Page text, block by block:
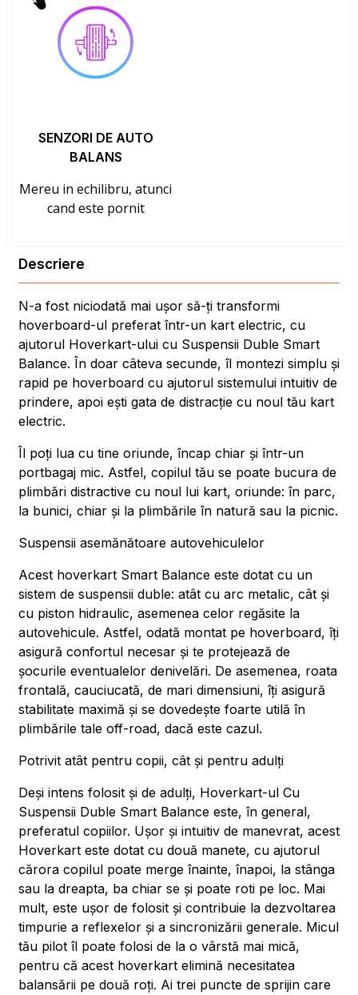
SENZORI DE AUTO
BALANS
Mereu in echilibru, atunci
cand este pornit
Descriere
N-a fost niciodată mai ușor să-ți transformi
hoverboard-ul preferat într-un kart electric, cu
ajutorul Hoverkart-ului cu Suspensii Duble Smart
Balance. În doar câteva secunde, îl montezi simplu și
rapid pe hoverboard cu ajutorul sistemului intuitiv de
prindere, apoi ești gata de distracție cu noul tău kart
electric.
Îl poți lua cu tine oriunde, încap chiar și într-un
portbagaj mic. Astfel, copilul tău se poate bucura de
plimbări distractive cu noul lui kart, oriunde: în parc,
la bunici, chiar și la plimbările în natură sau la picnic.
Suspensii asemănătoare autovehiculelor
Acest hoverkart Smart Balance este dotat cu un
sistem de suspensii duble: atât cu arc metalic, cât și
cu piston hidraulic, asemenea celor regăsite la
autovehicule. Astfel, odată montat pe hoverboard, îți
asigură confortul necesar și te protejează de
șocurile eventualelor denivelări. De asemenea, roata
frontală, cauciucată, de mari dimensiuni, îți asigură
stabilitate maximă și se dovedește foarte utilă în
plimbările tale off-road, dacă este cazul.
Potrivit atât pentru copii, cât și pentru adulți
Deși intens folosit și de adulți, Hoverkart-ul Cu
Suspensii Duble Smart Balance este, în general,
preferatul copiilor. Ușor și intuitiv de manevrat, acest
Hoverkart este dotat cu două manete, cu ajutorul
cărora copilul poate merge înainte, înapoi, la stânga
sau la dreapta, ba chiar se și poate roti pe loc. Mai
mult, este ușor de folosit și contribuie la dezvoltarea
timpurie a reflexelor și a sincronizării generale. Micul
tău pilot îl poate folosi de la o vârstă mai mică,
pentru că acest hoverkart elimină necesitatea
balansării pe două roți. Ai trei puncte de sprijin care